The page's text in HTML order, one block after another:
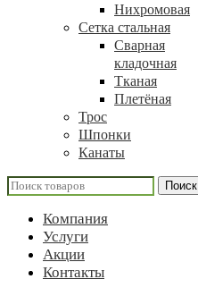
Нихромовая
Сетка стальная
Сварная
кладочная
Тканая
Плетёная
Трос
Шпонки
Канаты
Поиск
Компания
Услуги
Акции
Контакты